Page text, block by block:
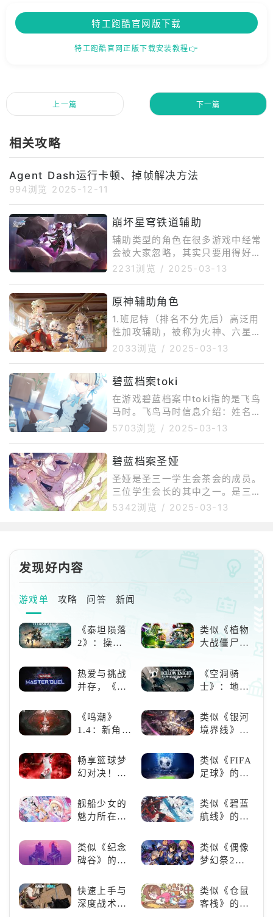
特工跑酷官网版下载
特工跑酷官网正版下载安装教程👉
上一篇 下一篇
相关攻略
Agent Dash运行卡顿、掉帧解决方法
994浏览 2025-12-11
崩坏星穹铁道辅助
辅助类型的角色在很多游戏中经常
会被大家忽略，其实只要用得好，
阵容的强度说不定会更高，本期的
中不知道怎么选择辅助角色的话，
今天的这几个辅助角色都很适合大
家去体验哦。第一个就是大家都很
熟悉的三月七，这个角色也是游戏
中相当与女主角的一个角色，这个
作为辅助是绰绰有余的，带来的防
御效果非常不错，而且在培养上面
是最不用操心
2231浏览 / 2025-03-13
原神辅助角色
1.班尼特（排名不分先后）高泛用
性加攻辅助，被称为火神、六星战
神，深渊使用率常年排前五，是人
高额的奶，能清掉身上的不利元
素，培养简单省材料，只需堆充能
和生命值，天赋光点大招就行。2.
迪奥娜盾奶一体，全能辅助，迪奥
娜的主要作用是治疗、护盾和挂
冰。另外，还可增加角色的移速，
减少体力消耗，降低敌人的攻击
力；2命后能为队友套盾，是联机
神技，毕竟是
2033浏览 / 2025-03-13
碧蓝档案toki
在游戏碧蓝档案中toki指的是飞鸟
马时。飞鸟马时信息介绍：姓名：
飞鸟马时所属千年科学学校社团C
本情报：千年科学学校所属，秘密
组织「C&amp;C」的第五位的特
工。虽然她隶属于「C&amp;
C」，但因为此前一直作为莉音的
专属女仆兼保镖进行活动，所以鲜
然迄今为止她都是单独
5703浏览 / 2025-03-13
碧蓝档案圣娅
圣娅是圣三一学生会茶会的成员。
三位学生会长的其中之一。是三人
中最聪明的一位，经常说像谜语一
现在因为住院，不在圣三一……。
某位学生说，好像是被谁袭击了，
光环被破坏了。【含剧透要素】其
实是能做某种预知梦的异能力者。
但是，据说可以进入未来的人的梦
里并与其进行对话，所以拥有的是
梦中限定的时光穿梭能力吧。所谓
“光环被毁
5342浏览 / 2025-03-13
发现好内容
游戏单 攻略 问答 新闻
《泰坦陨落
2》：操控
未来战场；
跑酷突袭，
改写战斗格
类似《植物
大战僵尸》
游戏，休闲
娱乐尽在手
热爱与挑战
并存，《游
决斗》，牌
佬都爱玩的
《空洞骑
士》：地下
探索与极致
冒险
《鸣潮》
1.4：新角
情，全新冒
险体验！
类似《银河
境界线》的
类手游推
荐：极致策
畅享篮球梦
幻对决！
2K24梦幻球
队》类似游
类似《FIFA
足球》的足
荐！快来赢
得世界冠军
舰船少女的
魅力所在：
线》
类似《碧蓝
航线》的养
养成你的梦
想！
类似《纪念
碑谷》的解
荐：体验沉
浸式解谜，
拾取遗失的
类似《偶像
梦幻祭2》
游推荐：完
美还原偶像
魅力，共同
快速上手与
深度战术兼
类似《仓鼠
客栈》的萌